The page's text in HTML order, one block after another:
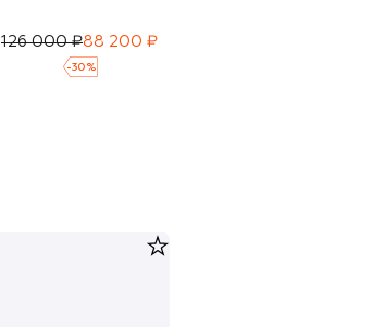
126 000 ₽88 200 ₽
-30 %